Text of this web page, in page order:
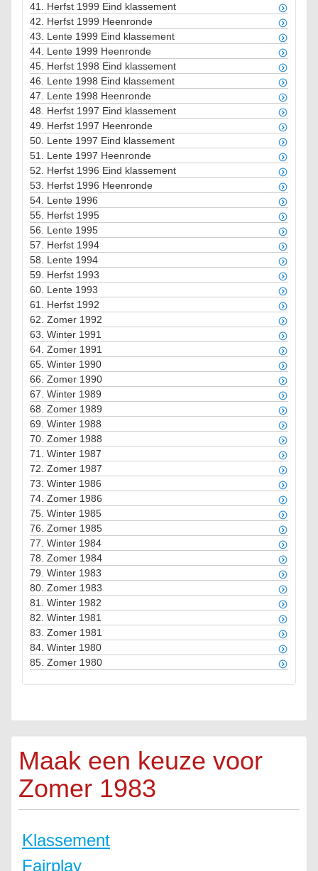
41. Herfst 1999 Eind klassement
42. Herfst 1999 Heenronde
43. Lente 1999 Eind klassement
44. Lente 1999 Heenronde
45. Herfst 1998 Eind klassement
46. Lente 1998 Eind klassement
47. Lente 1998 Heenronde
48. Herfst 1997 Eind klassement
49. Herfst 1997 Heenronde
50. Lente 1997 Eind klassement
51. Lente 1997 Heenronde
52. Herfst 1996 Eind klassement
53. Herfst 1996 Heenronde
54. Lente 1996
55. Herfst 1995
56. Lente 1995
57. Herfst 1994
58. Lente 1994
59. Herfst 1993
60. Lente 1993
61. Herfst 1992
62. Zomer 1992
63. Winter 1991
64. Zomer 1991
65. Winter 1990
66. Zomer 1990
67. Winter 1989
68. Zomer 1989
69. Winter 1988
70. Zomer 1988
71. Winter 1987
72. Zomer 1987
73. Winter 1986
74. Zomer 1986
75. Winter 1985
76. Zomer 1985
77. Winter 1984
78. Zomer 1984
79. Winter 1983
80. Zomer 1983
81. Winter 1982
82. Winter 1981
83. Zomer 1981
84. Winter 1980
85. Zomer 1980
Maak een keuze voor
Zomer 1983
Klassement
Fairplay